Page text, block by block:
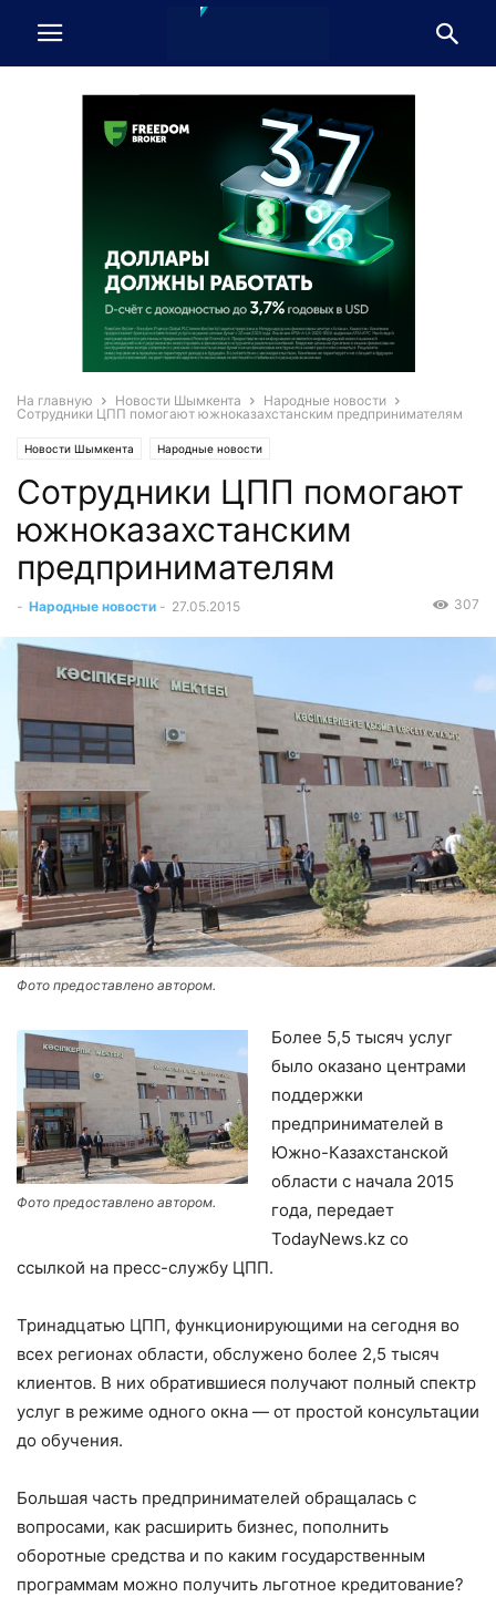
На главную Новости Шымкента
Народные новости
Сотрудники ЦПП помогают южноказахстанским предпринимателям
Новости Шымкента Народные новости
Сотрудники ЦПП помогают
южноказахстанским
предпринимателям
- Народные новости - 27.05.2015 307
Фото предоставлено автором.
Фото предоставлено автором.
Более 5,5 тысяч услуг
было оказано центрами
поддержки
предпринимателей в
Южно-Казахстанской
области с начала 2015
года, передает
TodayNews.kz со
ссылкой на пресс-службу ЦПП.
Тринадцатью ЦПП, функционирующими на сегодня во
всех регионах области, обслужено более 2,5 тысяч
клиентов. В них обратившиеся получают полный спектр
услуг в режиме одного окна — от простой консультации
до обучения.
Большая часть предпринимателей обращалась с
вопросами, как расширить бизнес, пополнить
оборотные средства и по каким государственным
программам можно получить льготное кредитование?